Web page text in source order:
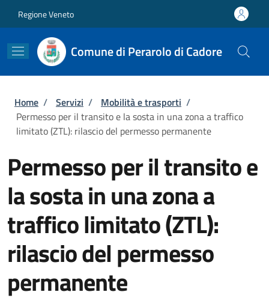
Regione Veneto
Comune di Perarolo di Cadore
Briciole di pane
Home / Servizi / Mobilità e trasporti /
Permesso per il transito e la sosta in una zona a traffico
limitato (ZTL): rilascio del permesso permanente
Permesso per il transito e
la sosta in una zona a
traffico limitato (ZTL):
rilascio del permesso
permanente